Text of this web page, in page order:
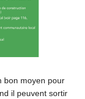
bon moyen pour
il peuvent sortir